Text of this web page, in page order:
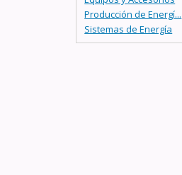
Producción de Energí...
Sistemas de Energía